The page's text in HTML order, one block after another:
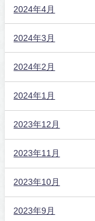
2024年4月
2024年3月
2024年2月
2024年1月
2023年12月
2023年11月
2023年10月
2023年9月